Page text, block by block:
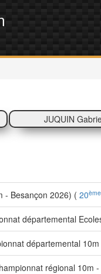
JUQUIN
- Besançon 2026) ( 20ème
départemental
départemental
régional 10m